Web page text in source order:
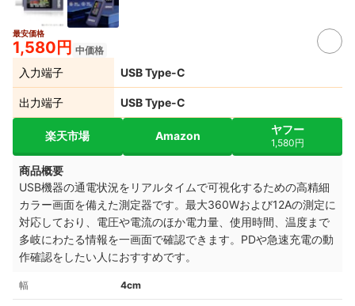
最安価格
1,580円 中価格
入力端子 USB Type-C
出力端子 USB Type-C
楽天市場 Amazon ヤフー
1,580円
商品概要
USB機器の通電状況をリアルタイムで可視化するための高精細
カラー画面を備えた測定器です。最大360Wおよび12Aの測定に
対応しており、電圧や電流のほか電力量、使用時間、温度まで
多岐にわたる情報を一画面で確認できます。PDや急速充電の動
作確認をしたい人におすすめです。
幅 4cm